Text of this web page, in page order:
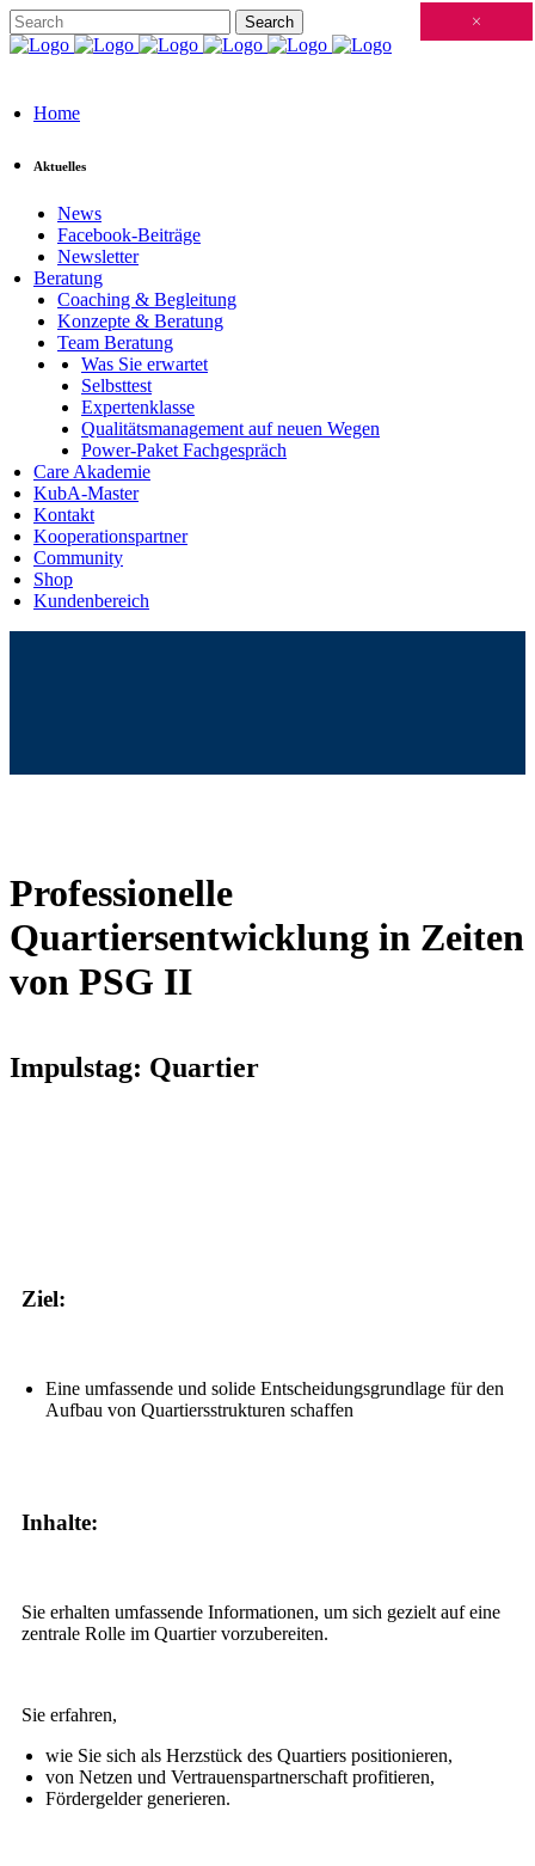
Home
Aktuelles
News
Facebook-Beiträge
Newsletter
Beratung
Coaching & Begleitung
Konzepte & Beratung
Team Beratung
Was Sie erwartet
Selbsttest
Expertenklasse
Qualitätsmanagement auf neuen Wegen
Power-Paket Fachgespräch
Care Akademie
KubA-Master
Kontakt
Kooperationspartner
Community
Shop
Kundenbereich
Professionelle
Quartiersentwicklung in Zeiten
von PSG II
Impulstag: Quartier
Ziel:
Eine umfassende und solide Entscheidungsgrundlage für den
Aufbau von Quartiersstrukturen schaffen
Inhalte:
Sie erhalten umfassende Informationen, um sich gezielt auf eine
zentrale Rolle im Quartier vorzubereiten.
Sie erfahren,
wie Sie sich als Herzstück des Quartiers positionieren,
von Netzen und Vertrauenspartnerschaft profitieren,
Fördergelder generieren.
Schließen
×
×
×
×
×
×
×
×
×
×
×
×
×
×
×
×
×
×
×
×
×
×
×
×
×
×
×
×
×
×
×
×
×
×
×
×
×
×
×
×
×
×
×
×
×
×
×
×
×
×
×
×
×
×
×
×
×
×
×
×
×
×
×
×
×
×
×
×
×
×
×
×
×
×
×
×